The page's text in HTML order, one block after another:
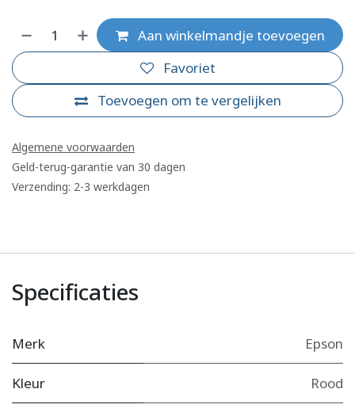
Aan winkelmandje toevoegen
Toevoegen om te vergelijken
Favoriet
Algemene voorwaarden
Geld-terug-garantie van 30 dagen
Verzending: 2-3 werkdagen
Specificaties
Merk Epson
Kleur Rood